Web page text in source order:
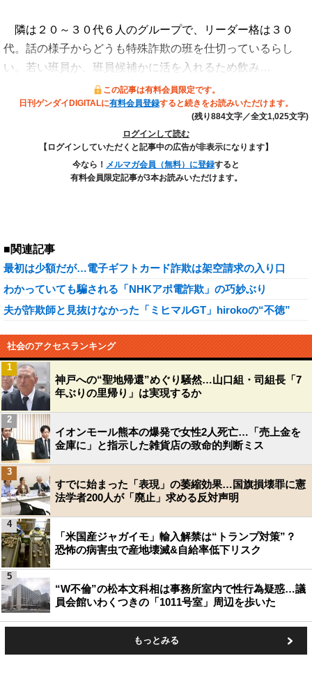
隣は２０～３０代６人のグループで、リーダー格は３０
代。話の様子からどうも特殊詐欺の班を仕切っているらし
い。若い班員か、班員候補かに活を入れるため飲み…
この記事は有料会員限定です。
日刊ゲンダイDIGITALに有料会員登録すると続きをお読みいただけます。
(残り884文字／全文1,025文字)
ログインして読む
【ログインしていただくと記事中の広告が非表示になります】
今なら！ メルマガ会員（無料）に登録すると
有料会員限定記事が3本お読みいただけます。
■関連記事
最初は少額だが…電子ギフトカード詐欺は架空請求の入り口
わかっていても騙される「NHKアポ電詐欺」の巧妙ぶり
夫が詐欺師と見抜けなかった「ミヒマルGT」hirokoの“不徳”
社会のアクセスランキング
神戸への“聖地帰還”めぐり騒然…山口組・司組長「7
年ぶりの里帰り」は実現するか
1
イオンモール熊本の爆発で女性2人死亡…「売上金を
金庫に」と指示した雑貨店の致命的判断ミス
2
すでに始まった「表現」の萎縮効果…国旗損壊罪に憲
法学者200人が「廃止」求める反対声明
3
「米国産ジャガイモ」輸入解禁は“トランプ対策”？
恐怖の病害虫で産地壊滅&自給率低下リスク
4
“W不倫”の松本文科相は事務所室内で性行為疑惑…議
員会館いわくつきの「1011号室」周辺を歩いた
5
もっとみる